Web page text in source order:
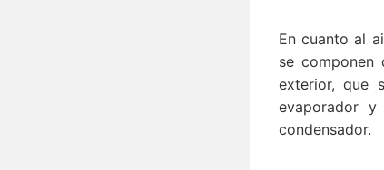
En cuanto al
se componen
exterior, que
evaporador
condensador.